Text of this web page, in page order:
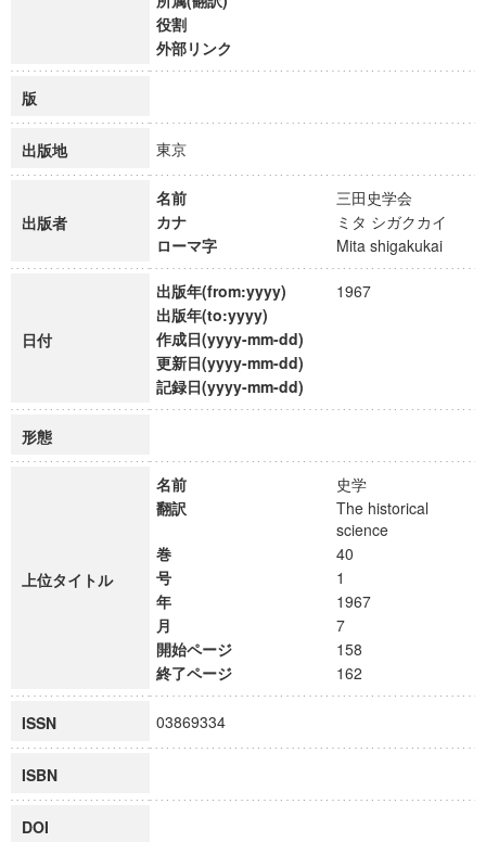
役割
外部リンク
版
出版地 東京
出版者
名前
三田史学会
カナ
ミタ シガクカイ
ローマ字
Mita shigakukai
日付
出版年(from:yyyy)
1967
出版年(to:yyyy)
作成日(yyyy-mm-dd)
更新日(yyyy-mm-dd)
記録日(yyyy-mm-dd)
形態
上位タイトル
名前
史学
翻訳
The historical
science
巻
40
号
1
年
1967
月
7
開始ページ
158
終了ページ
162
ISSN 03869334
ISBN
DOI